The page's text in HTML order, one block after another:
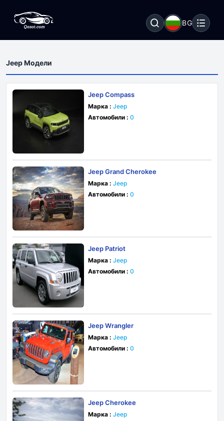
BG
Jeep Модели
Jeep Compass
Марка : Jeep
Автомобили : 0
Jeep Grand Cherokee
Марка : Jeep
Автомобили : 0
Jeep Patriot
Марка : Jeep
Автомобили : 0
Jeep Wrangler
Марка : Jeep
Автомобили : 0
Jeep Cherokee
Марка : Jeep